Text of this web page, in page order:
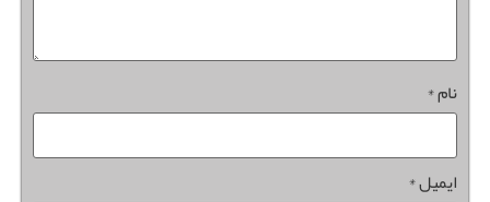
نام*
ایمیل*